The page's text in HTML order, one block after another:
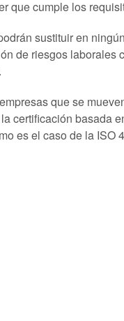
que cumple los
sustituir en
de riesgos
que se
certificación basada
es el caso de la ISO